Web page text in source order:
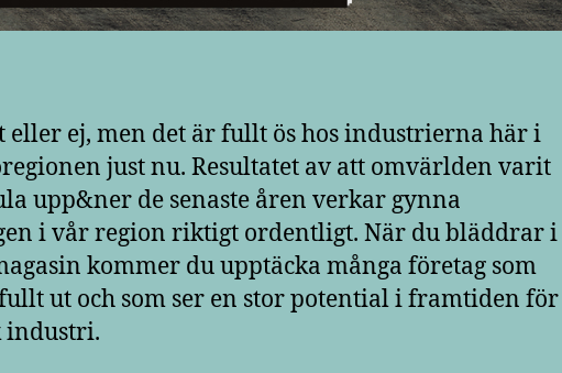
eller ej, men det är fullt ös hos industrierna här i
just nu. Resultatet av att omvärlden varit
upp&ner de senaste åren verkar gynna
i vår region riktigt ordentligt. När du bläddrar i
kommer du upptäcka många företag som
ut och som ser en stor potential i framtiden för
industri.